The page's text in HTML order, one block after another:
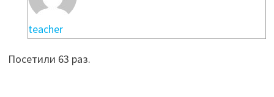
teacher
Посетили 63 раз.